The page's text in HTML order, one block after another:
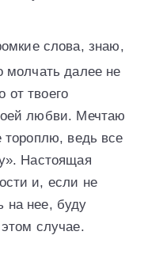
слова, знаю,
молчать далее не
твоего
любви. Мечтаю
тороплю, ведь все
Настоящая
и, если не
на нее, буду
случае.